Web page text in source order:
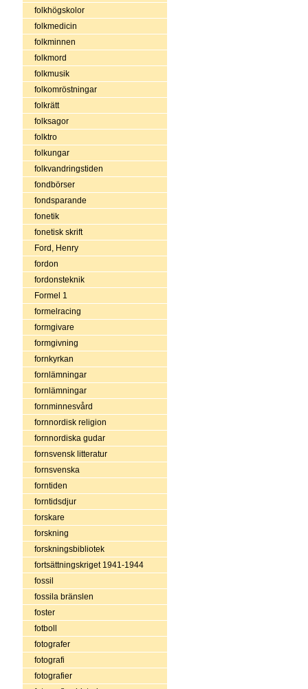
folkhögskolor
folkmedicin
folkminnen
folkmord
folkmusik
folkomröstningar
folkrätt
folksagor
folktro
folkungar
folkvandringstiden
fondbörser
fondsparande
fonetik
fonetisk skrift
Ford, Henry
fordon
fordonsteknik
Formel 1
formelracing
formgivare
formgivning
fornkyrkan
fornlämningar
fornlämningar
fornminnesvård
fornnordisk religion
fornnordiska gudar
fornsvensk litteratur
fornsvenska
forntiden
forntidsdjur
forskare
forskning
forskningsbibliotek
fortsättningskriget 1941-1944
fossil
fossila bränslen
foster
fotboll
fotografer
fotografi
fotografier